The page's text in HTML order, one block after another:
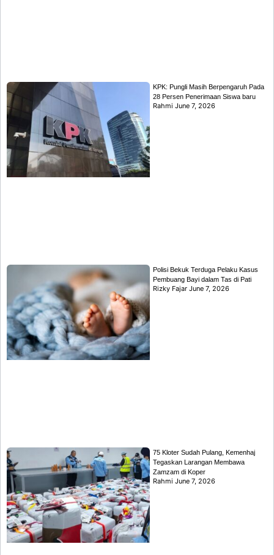
KPK: Pungli Masih Berpengaruh Pada
28 Persen Penerimaan Siswa baru
RahmiJune 7, 2026
Polisi Bekuk Terduga Pelaku Kasus
Pembuang Bayi dalam Tas di Pati
Rizky FajarJune 7, 2026
75 Kloter Sudah Pulang, Kemenhaj
Tegaskan Larangan Membawa
Zamzam di Koper
RahmiJune 7, 2026